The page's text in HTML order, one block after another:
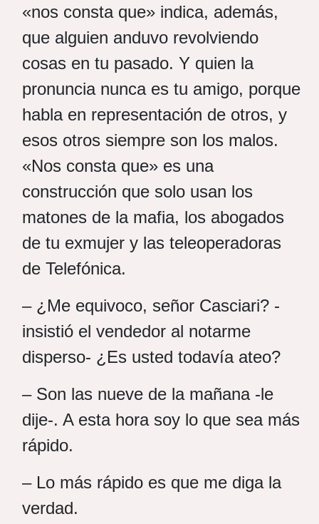
«nos consta que» indica, además,
que alguien anduvo revolviendo
cosas en tu pasado. Y quien la
pronuncia nunca es tu amigo, porque
habla en representación de otros, y
esos otros siempre son los malos.
«Nos consta que» es una
construcción que solo usan los
matones de la mafia, los abogados
de tu exmujer y las teleoperadoras
de Telefónica.
– ¿Me equivoco, señor Casciari? -
insistió el vendedor al notarme
disperso- ¿Es usted todavía ateo?
– Son las nueve de la mañana -le
dije-. A esta hora soy lo que sea más
rápido.
– Lo más rápido es que me diga la
verdad.